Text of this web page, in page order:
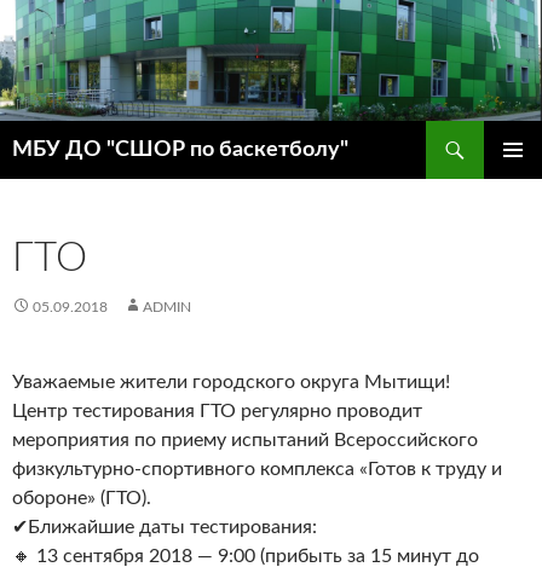
МБУ ДО "СШОР по баскетболу"
ГТО
05.09.2018 ADMIN
Уважаемые жители городского округа Мытищи!
Центр тестирования ГТО регулярно проводит
мероприятия по приему испытаний Всероссийского
физкультурно-спортивного комплекса «Готов к труду и
обороне» (ГТО).
✔Ближайшие даты тестирования:
🔸 13 сентября 2018 — 9:00 (прибыть за 15 минут до